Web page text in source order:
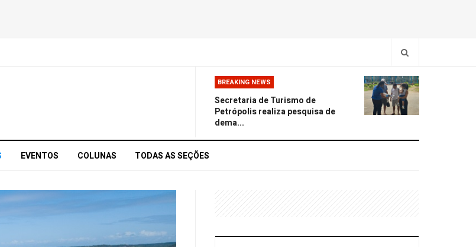
BREAKING NEWS
Secretaria de Turismo de
Petrópolis realiza pesquisa de
dema...
EVENTOS COLUNAS TODAS AS SEÇÕES